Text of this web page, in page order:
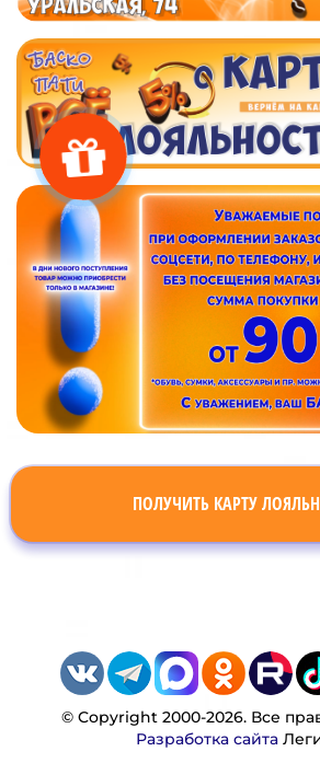
ПОЛУЧИТЬ КАРТУ
© Copyright 2000-2026. Все
Разработка сайта